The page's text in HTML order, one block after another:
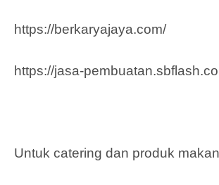
https://berkaryajaya.com/
https://jasa-
Untuk catering dan produk